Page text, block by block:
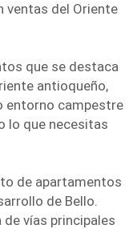
ventas del Oriente
que se destaca
antioqueño,
entorno campestre
lo que necesitas
de apartamentos
de Bello.
vías principales